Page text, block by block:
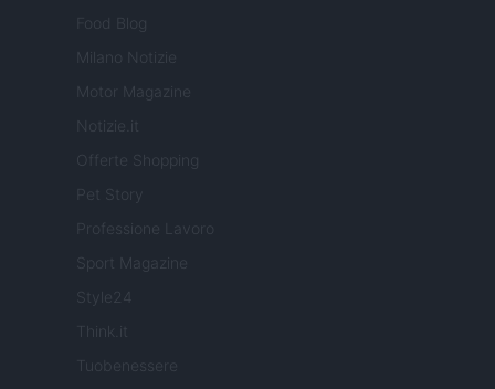
Food Blog
Milano Notizie
Motor Magazine
Notizie.it
Offerte Shopping
Professione Lavoro
Sport Magazine
Style24
Think.it
Tuobenessere